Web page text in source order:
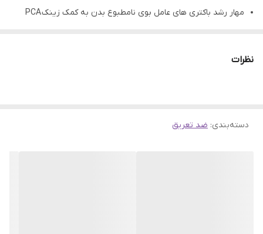
مهار رشد باکتری ‌های عامل بوی نامطبوع بدن به کمک زینک PCA
بالا
نظرات
دسته‌بندی: ضد تعریق